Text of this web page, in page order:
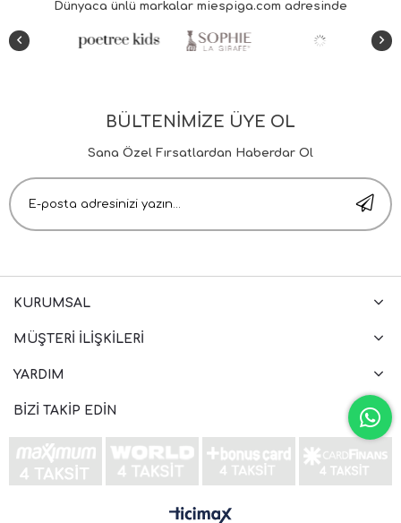
BÜLTENİMİZE ÜYE OL
Sana Özel Fırsatlardan Haberdar Ol
KURUMSAL
MÜŞTERI İLIŞKILERI
YARDIM
BIZI TAKIP EDIN